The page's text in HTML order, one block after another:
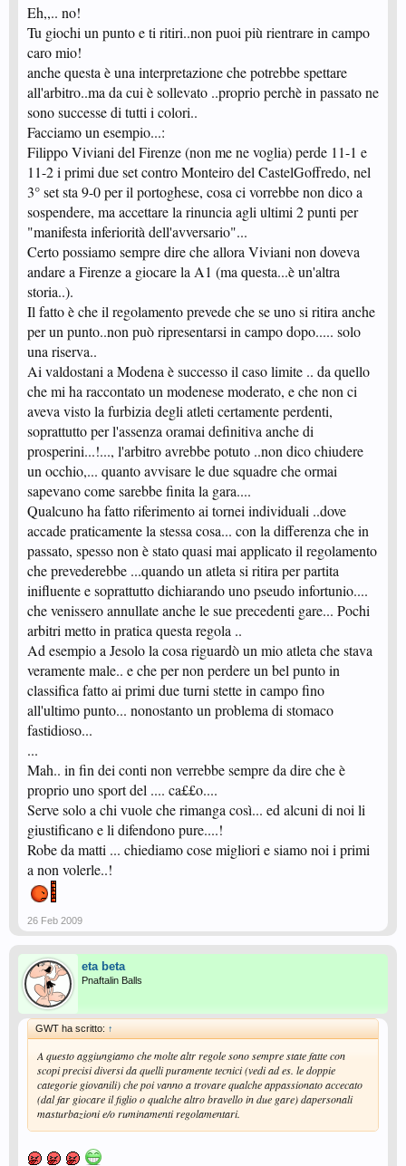
Sostituzione. ......
Eh,,.. no!
Tu giochi un punto e ti ritiri..non puoi più rientrare in campo
caro mio!
anche questa è una interpretazione che potrebbe spettare
all'arbitro..ma da cui è sollevato ..proprio perchè in passato ne
sono successe di tutti i colori..
Facciamo un esempio...:
Filippo Viviani del Firenze (non me ne voglia) perde 11-1 e
11-2 i primi due set contro Monteiro del CastelGoffredo, nel
3° set sta 9-0 per il portoghese, cosa ci vorrebbe non dico a
sospendere, ma accettare la rinuncia agli ultimi 2 punti per
"manifesta inferiorità dell'avversario"...
Certo possiamo sempre dire che allora Viviani non doveva
andare a Firenze a giocare la A1 (ma questa...è un'altra
storia..).
Il fatto è che il regolamento prevede che se uno si ritira anche
per un punto..non può ripresentarsi in campo dopo..... solo
una riserva..
Ai valdostani a Modena è successo il caso limite .. da quello
che mi ha raccontato un modenese moderato, e che non ci
aveva visto la furbizia degli atleti certamente perdenti,
soprattutto per l'assenza oramai definitiva anche di
prosperini...!..., l'arbitro avrebbe potuto ..non dico chiudere
un occhio,... quanto avvisare le due squadre che ormai
sapevano come sarebbe finita la gara....
Qualcuno ha fatto riferimento ai tornei individuali ..dove
accade praticamente la stessa cosa... con la differenza che in
passato, spesso non è stato quasi mai applicato il regolamento
che prevederebbe ...quando un atleta si ritira per partita
inifluente e soprattutto dichiarando uno pseudo infortunio....
che venissero annullate anche le sue precedenti gare... Pochi
arbitri metto in pratica questa regola ..
Ad esempio a Jesolo la cosa riguardò un mio atleta che stava
veramente male.. e che per non perdere un bel punto in
classifica fatto ai primi due turni stette in campo fino
all'ultimo punto... nonostanto un problema di stomaco
fastidioso...
...
Mah.. in fin dei conti non verrebbe sempre da dire che è
proprio uno sport del .... ca££o....
Serve solo a chi vuole che rimanga così... ed alcuni di noi li
giustificano e li difendono pure....!
Robe da matti ... chiediamo cose migliori e siamo noi i primi
a non volerle..!
26 Feb 2009
eta beta
Pnaftalin Balls
GWT ha scritto: ↑
A questo aggiungiamo che molte altr regole sono sempre state fatte con
scopi precisi diversi da quelli puramente tecnici (vedi ad es. le doppie
categorie giovanili) che poi vanno a trovare qualche appassionato accecato
(dal far giocare il figlio o qualche altro bravello in due gare) dapersonali
masturbazioni e/o ruminamenti regolamentari.